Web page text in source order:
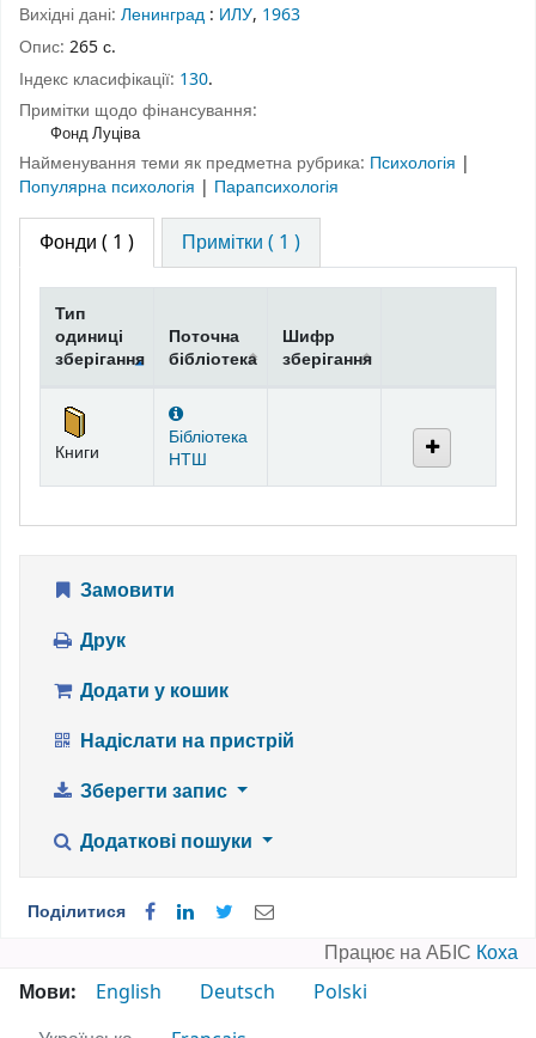
Вихідні дані: Ленинград : ИЛУ, 1963
Опис: 265 с.
Індекс класифікації: 130.
Примітки щодо фінансування:
Фонд Луціва
Найменування теми як предметна рубрика: Психологія |
Популярна психологія | Парапсихологія
Фонди ( 1 ) Примітки ( 1 )
Фонди
Тип
одиниці
зберігання
Поточна
бібліотека
Шифр
зберігання
Книги
Бібліотека
НТШ
Замовити
Друк
Додати у кошик
Надіслати на пристрій
Зберегти запис
Додаткові пошуки
Поділитися
Працює на АБІС Коха
Мови:
English Deutsch
Polski